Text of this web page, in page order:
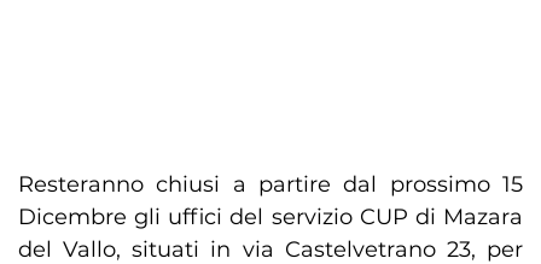
Resteranno chiusi a partire dal prossimo 15
Dicembre gli uffici del servizio CUP di Mazara
del Vallo, situati in via Castelvetrano 23, per